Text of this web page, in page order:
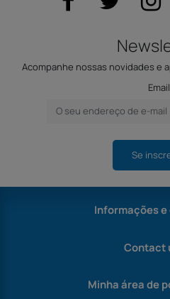
Acompanhe nossas novidades e
Email
Se
Informações
Contact
Minha área de